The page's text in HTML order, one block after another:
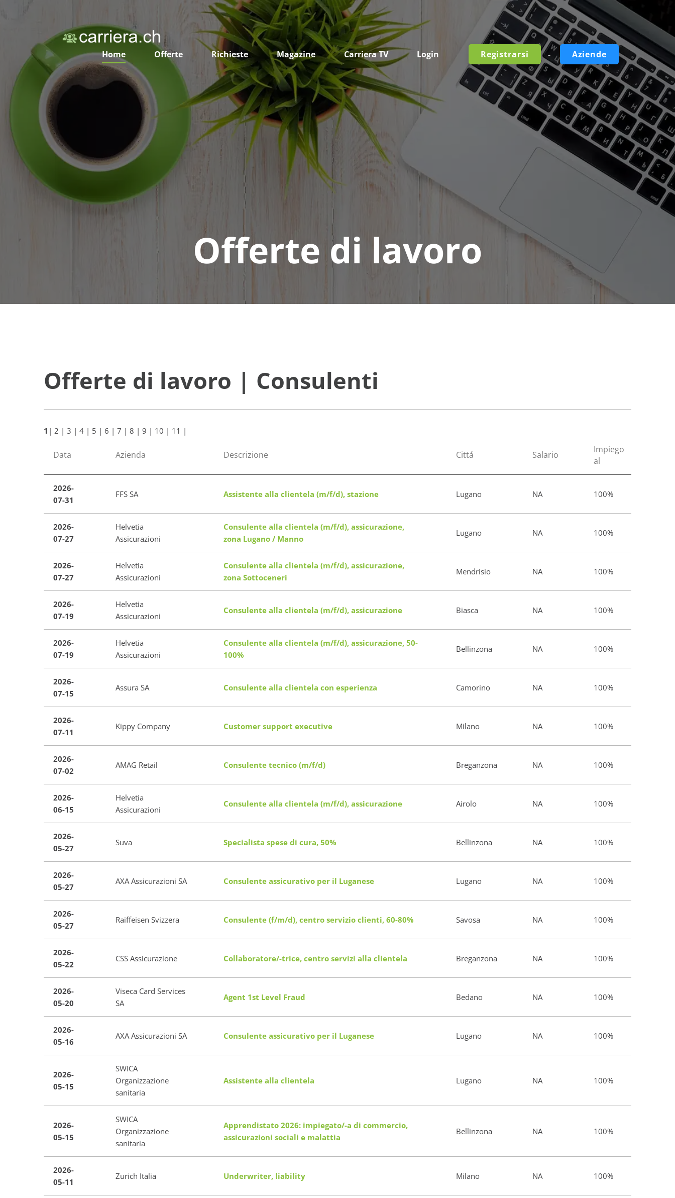
Home Offerte Richieste Magazine Carriera TV Login Registrarsi - Aziende
Offerte di lavoro
Offerte di lavoro | Consulenti
1 | 2 | 3 | 4 | 5 | 6 | 7 | 8 | 9 | 10 | 11 |
Data Azienda Descrizione Cittá Salario
Impiego
al
2026-
07-31
FFS SA Assistente alla clientela (m/f/d), stazione Lugano NA 100%
2026-
07-27
Helvetia
Assicurazioni
Consulente alla clientela (m/f/d), assicurazione,
zona Lugano / Manno
Lugano NA 100%
2026-
07-27
Helvetia
Assicurazioni
Consulente alla clientela (m/f/d), assicurazione,
zona Sottoceneri
Mendrisio NA 100%
2026-
07-19
Helvetia
Assicurazioni
Consulente alla clientela (m/f/d), assicurazione Biasca NA 100%
2026-
07-19
Helvetia
Assicurazioni
Consulente alla clientela (m/f/d), assicurazione, 50-
100%
Bellinzona NA 100%
2026-
07-15
Assura SA Consulente alla clientela con esperienza Camorino NA 100%
2026-
07-11
Kippy Company Customer support executive Milano NA 100%
2026-
07-02
AMAG Retail Consulente tecnico (m/f/d) Breganzona NA 100%
2026-
06-15
Helvetia
Assicurazioni
Consulente alla clientela (m/f/d), assicurazione Airolo NA 100%
2026-
05-27
Suva Specialista spese di cura, 50% Bellinzona NA 100%
2026-
05-27
AXA Assicurazioni SA Consulente assicurativo per il Luganese Lugano NA 100%
2026-
05-27
Raiffeisen Svizzera Consulente (f/m/d), centro servizio clienti, 60-80% Savosa NA 100%
2026-
05-22
CSS Assicurazione Collaboratore/-trice, centro servizi alla clientela Breganzona NA 100%
2026-
05-20
Viseca Card Services
SA
Agent 1st Level Fraud Bedano NA 100%
2026-
05-16
AXA Assicurazioni SA Consulente assicurativo per il Luganese Lugano NA 100%
2026-
05-15
SWICA
Organizzazione
sanitaria
Assistente alla clientela Lugano NA 100%
2026-
05-15
SWICA
Organizzazione
sanitaria
Apprendistato 2026: impiegato/-a di commercio,
assicurazioni sociali e malattia
Bellinzona NA 100%
2026-
05-11
Zurich Italia Underwriter, liability Milano NA 100%